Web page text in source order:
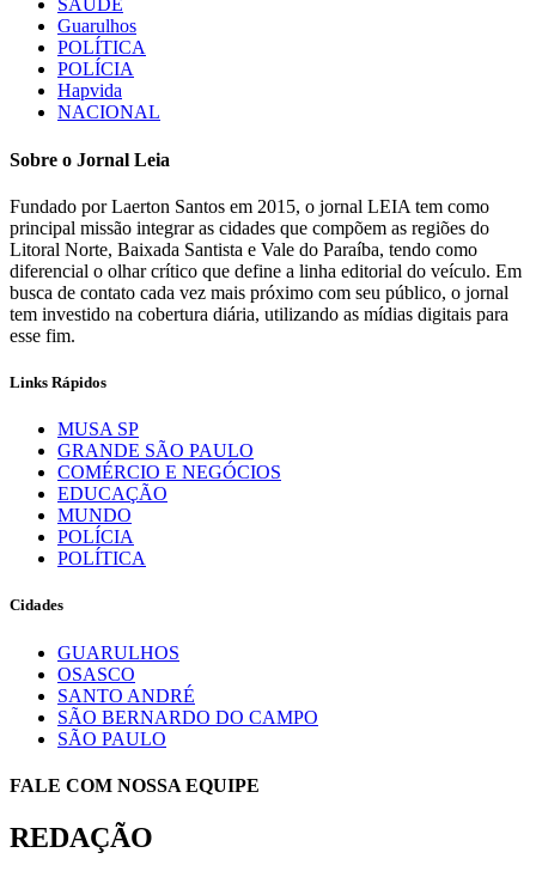
SAÚDE
Guarulhos
POLÍTICA
POLÍCIA
Hapvida
NACIONAL
Sobre o Jornal Leia
Fundado por Laerton Santos em 2015, o jornal LEIA tem como
principal missão integrar as cidades que compõem as regiões do
Litoral Norte, Baixada Santista e Vale do Paraíba, tendo como
diferencial o olhar crítico que define a linha editorial do veículo. Em
busca de contato cada vez mais próximo com seu público, o jornal
tem investido na cobertura diária, utilizando as mídias digitais para
esse fim.
Links Rápidos
MUSA SP
GRANDE SÃO PAULO
COMÉRCIO E NEGÓCIOS
EDUCAÇÃO
MUNDO
POLÍCIA
POLÍTICA
Cidades
GUARULHOS
OSASCO
SANTO ANDRÉ
SÃO BERNARDO DO CAMPO
SÃO PAULO
FALE COM NOSSA EQUIPE
REDAÇÃO